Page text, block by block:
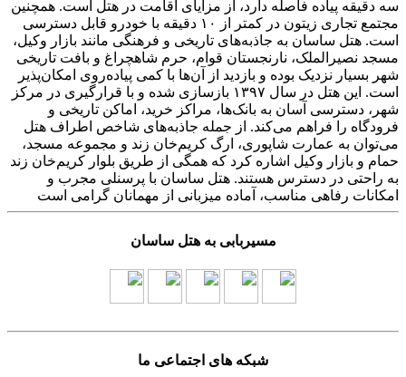
سه دقیقه پیاده فاصله دارد، از مزایای اقامت در هتل است. همچنین
مجتمع تجاری زیتون در کمتر از ۱۰ دقیقه با خودرو قابل دسترسی
است. هتل ساسان به جاذبه‌های تاریخی و فرهنگی مانند بازار وکیل،
مسجد نصیرالملک، نارنجستان قوام، حرم شاهچراغ و بافت تاریخی
شهر بسیار نزدیک بوده و بازدید از آن‌ها با کمی پیاده‌روی امکان‌پذیر
است. این هتل در سال ۱۳۹۷ بازسازی شده و با قرارگیری در مرکز
شهر، دسترسی آسان به بانک‌ها، مراکز خرید، اماکن تاریخی و
فرودگاه را فراهم می‌کند. از جمله جاذبه‌های شاخص اطراف هتل
می‌توان به عمارت شاپوری، ارگ کریم‌خان زند و مجموعه مسجد،
حمام و بازار وکیل اشاره کرد که همگی از طریق بلوار کریم‌خان زند
به راحتی در دسترس هستند. هتل ساسان با پرسنلی مجرب و
امکانات رفاهی مناسب، آماده میزبانی از مهمانان گرامی است
مسیربابی به هتل ساسان
شبکه های اجتماعی ما